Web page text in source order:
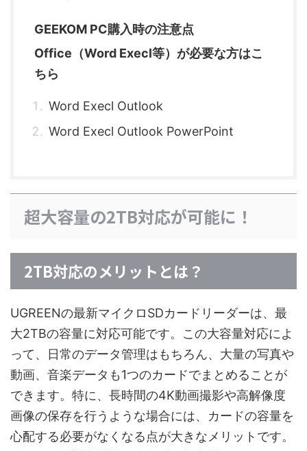
GEEKOM PC購入時の注意点
Office（Word Execl等）が必要な方はこ
ちら
Word Execl Outlook
Word Execl Outlook PowerPoint
超大容量の2TB対応が可能に！
2TB対応のメリットとは？
UGREENの最新マイクロSDカードリーダーは、最
大2TBの容量に対応可能です。この大容量対応によ
って、日常のデータ管理はもちろん、大量の写真や
動画、音楽データも1つのカードでまとめることが
できます。特に、長時間の4K動画撮影や高解像度
画像の保存を行うような場合には、カードの容量を
心配する必要がなくなる点が大きなメリットです。